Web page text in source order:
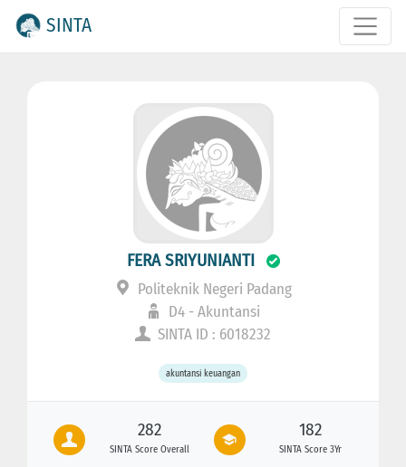
SINTA
FERA SRIYUNIANTI
Politeknik Negeri Padang
D4 - Akuntansi
SINTA ID : 6018232
akuntansi keuangan
282
SINTA Score Overall
182
SINTA Score 3Yr